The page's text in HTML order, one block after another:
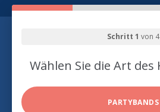
Schritt 1 von 4
Wählen Sie die Art
PARTYBANDS